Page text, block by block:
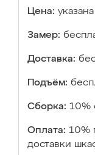
Цена:
Замер:
Доставка:
Подъём:
Сборка: 10%
Оплата: 10%
доставки